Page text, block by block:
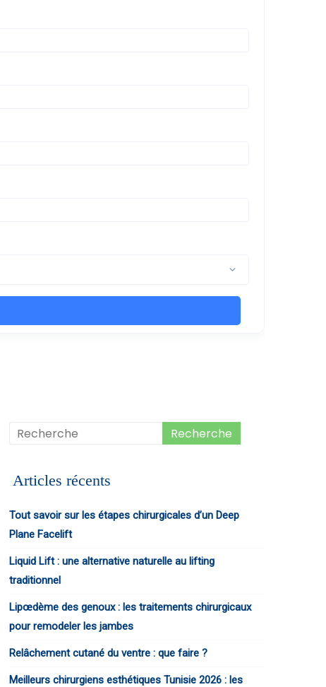
Articles récents
Tout savoir sur les étapes chirurgicales d’un Deep
Plane Facelift
Liquid Lift : une alternative naturelle au lifting
traditionnel
Lipœdème des genoux : les traitements chirurgicaux
pour remodeler les jambes
Relâchement cutané du ventre : que faire ?
Meilleurs chirurgiens esthétiques Tunisie 2026 : les